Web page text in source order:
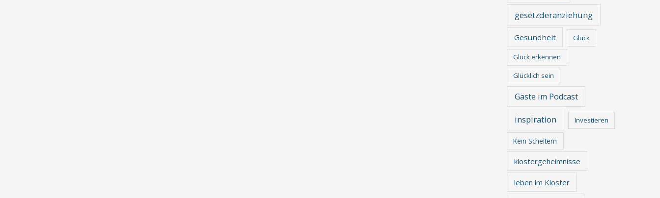
gesetzderanziehung
Gesundheit Glück
Glück erkennen
Glücklich sein
Gäste im Podcast
inspiration Investieren
Kein Scheitern
klostergeheimnisse
leben im Kloster